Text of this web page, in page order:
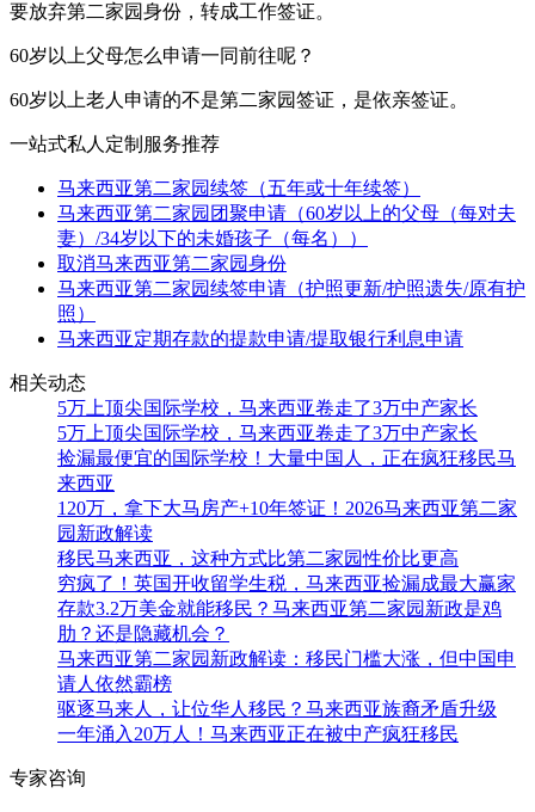
要放弃第二家园身份，转成工作签证。
60岁以上父母怎么申请一同前往呢？
60岁以上老人申请的不是第二家园签证，是依亲签证。
一站式私人定制服务推荐
马来西亚第二家园续签（五年或十年续签）
马来西亚第二家园团聚申请（60岁以上的父母（每对夫
妻）/34岁以下的未婚孩子（每名））
取消马来西亚第二家园身份
马来西亚第二家园续签申请（护照更新/护照遗失/原有护
照）
马来西亚定期存款的提款申请/提取银行利息申请
相关动态
5万上顶尖国际学校，马来西亚卷走了3万中产家长
5万上顶尖国际学校，马来西亚卷走了3万中产家长
捡漏最便宜的国际学校！大量中国人，正在疯狂移民马
来西亚
120万，拿下大马房产+10年签证！2026马来西亚第二家
园新政解读
移民马来西亚，这种方式比第二家园性价比更高
穷疯了！英国开收留学生税，马来西亚捡漏成最大赢家
存款3.2万美金就能移民？马来西亚第二家园新政是鸡
肋？还是隐藏机会？
马来西亚第二家园新政解读：移民门槛大涨，但中国申
请人依然霸榜
驱逐马来人，让位华人移民？马来西亚族裔矛盾升级
一年涌入20万人！马来西亚正在被中产疯狂移民
专家咨询